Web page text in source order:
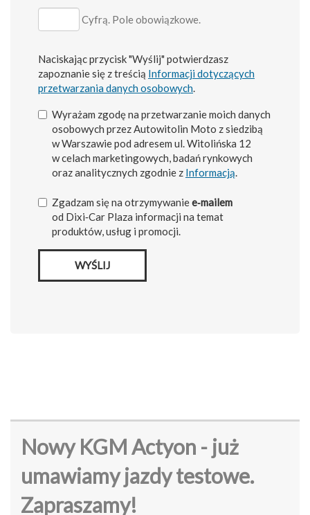
Cyfrą. Pole obowiązkowe.
Naciskając przycisk "Wyślij" potwierdzasz
zapoznanie się z treścią Informacji dotyczących
przetwarzania danych osobowych
Wyrażam zgodę na przetwarzanie moich danych
osobowych przez Autowitolin Moto z siedzibą
w Warszawie pod adresem ul. Witolińska 12
w celach marketingowych, badań rynkowych
oraz analitycznych zgodnie z Informacją
Zgadzam się na otrzymywaniee‑mailem
od Dixi‑Car Plaza informacji na temat
produktów, usług i promocji.
WYŚLIJ
Nowy KGM Actyon - już
umawiamy jazdy testowe.
Zapraszamy!